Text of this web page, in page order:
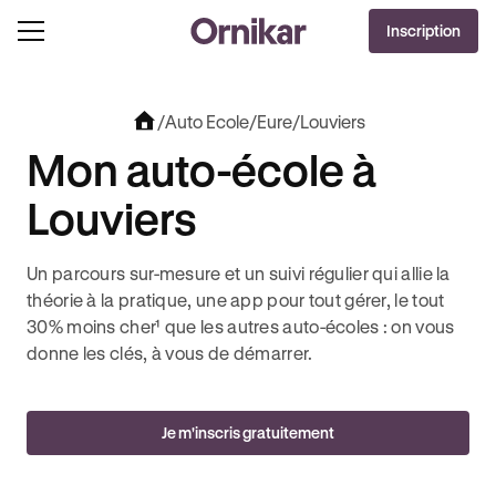
OFFRE EXCLUSIVE
JUSQU’À 170€ OFFERTS AVECJ'EN PROFITE !
Inscription
/Auto Ecole/Eure/Louviers
Mon auto-école à
Louviers
Un parcours sur-mesure et un suivi régulier qui allie la
théorie à la pratique, une app pour tout gérer, le tout
30% moins cher¹ que les autres auto-écoles : on vous
donne les clés, à vous de démarrer.
Je m'inscris gratuitement